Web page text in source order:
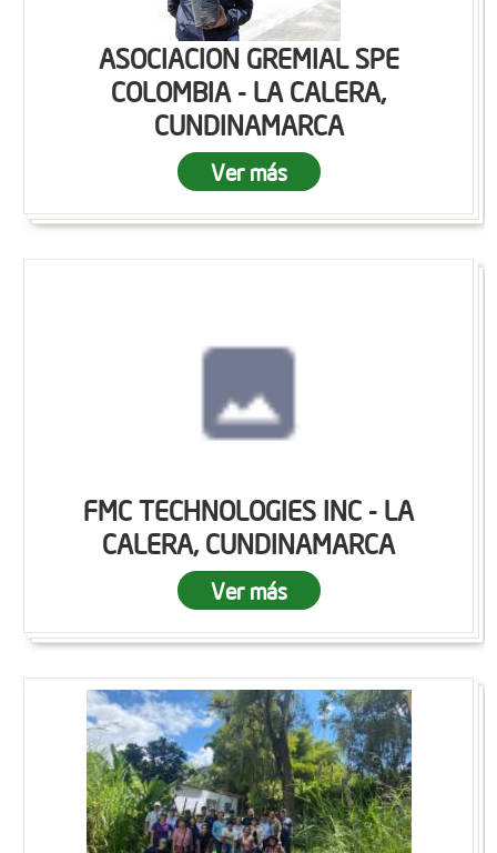
ASOCIACION GREMIAL SPE
COLOMBIA - LA CALERA,
CUNDINAMARCA
Ver más
FMC TECHNOLOGIES INC - LA
CALERA, CUNDINAMARCA
Ver más